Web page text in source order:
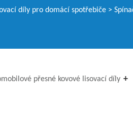
díly pro domácí spotřebiče >
přesné kovové lisovací díly